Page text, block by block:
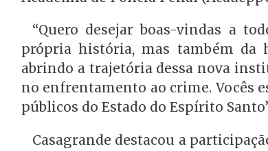
“Quero desejar boas-vindas a
própria história, mas também da
abrindo a trajetória dessa nova
no enfrentamento ao crime. Vocês
públicos do Estado do Espírito
Casagrande destacou a